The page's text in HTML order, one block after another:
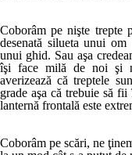
Coborâm pe nişte trepte
desenată silueta unui
unui ghid. Sau aşa
îşi face milă de noi şi
averizează că treptele
grade aşa că trebuie să
lanternă frontală este
Coborâm pe scări, ne